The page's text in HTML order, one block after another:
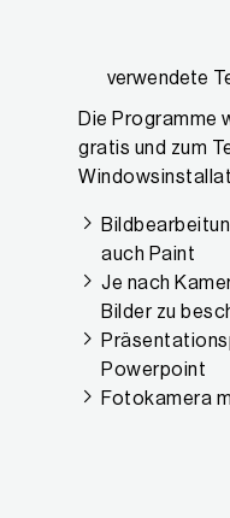
verwendete
Die Programme
gratis und zum
auch Paint
Je nach
Bilder zu
Powerpoint
Fotokamera